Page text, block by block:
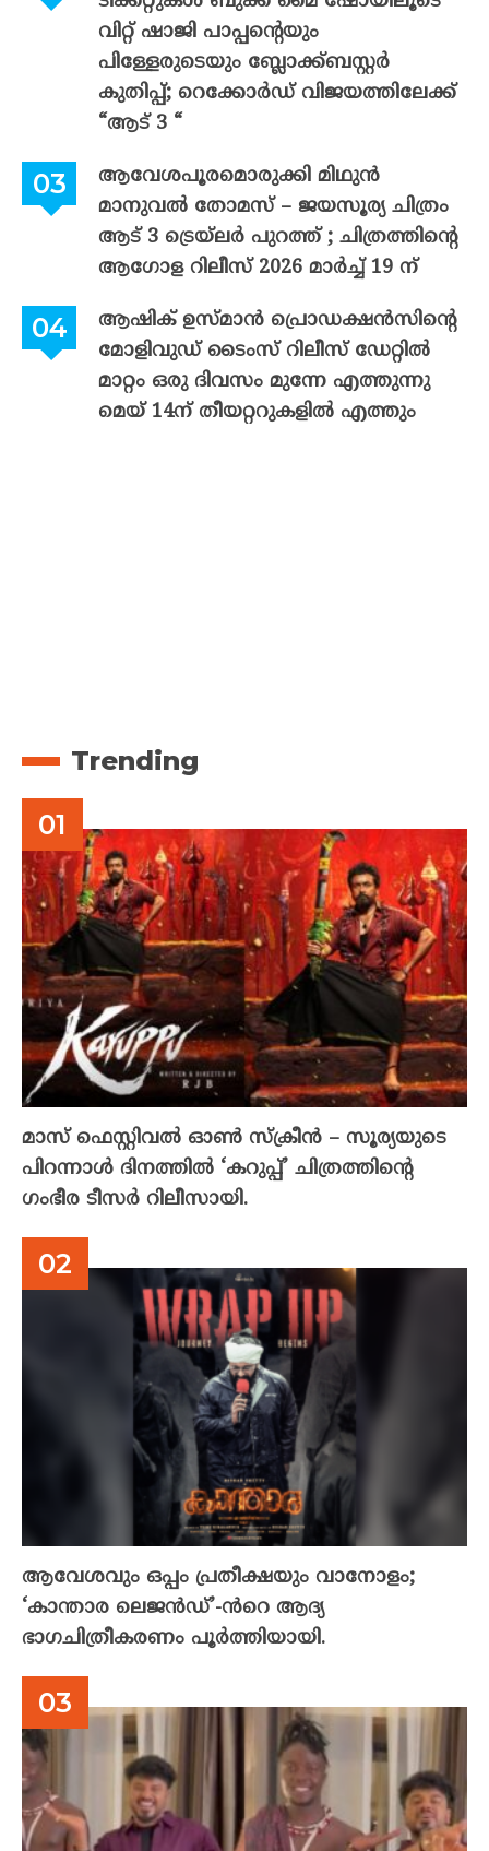
വിറ്റ് ഷാജി പാപ്പന്റെയും
പിള്ളേരുടെയും ബ്ലോക്ക്ബസ്റ്റർ
കുതിപ്പ്; റെക്കോർഡ് വിജയത്തിലേക്ക്
“ആട് 3 “
ആവേശപൂരമൊരുക്കി മിഥുൻ
മാനുവൽ തോമസ് – ജയസൂര്യ ചിത്രം
ആട് 3 ട്രെയ്‌ലർ പുറത്ത് ; ചിത്രത്തിന്റെ
ആഗോള റിലീസ് 2026 മാർച്ച് 19 ന്
ആഷിക് ഉസ്മാൻ പ്രൊഡക്ഷൻസിന്റെ
മോളിവുഡ് ടൈംസ് റിലീസ് ഡേറ്റിൽ
മാറ്റം ഒരു ദിവസം മുന്നേ എത്തുന്നു
മെയ് 14ന് തീയറ്ററുകളിൽ എത്തും
Trending
മാസ് ഫെസ്റ്റിവൽ ഓൺ സ്‌ക്രീൻ – സൂര്യയുടെ
പിറന്നാൾ ദിനത്തിൽ ‘കറുപ്പ്’ ചിത്രത്തിന്റെ
ഗംഭീര ടീസർ റിലീസായി.
ആവേശവും ഒപ്പം പ്രതീക്ഷയും വാനോളം;
‘കാന്താര ലെജൻഡ്’-ൻറെ ആദ്യ
ഭാഗചിത്രീകരണം പൂർത്തിയായി.